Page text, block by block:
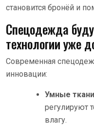
становится бронёй и
Спецодежда
технологии уже
Современная
инновации:
Умные ткани
регулируют
влагу.